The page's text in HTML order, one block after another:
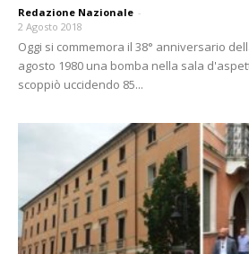
Redazione Nazionale -
2 Agosto 2018
Oggi si commemora il 38° anniversario
agosto 1980 una bomba nella sala
scoppiò uccidendo 85...